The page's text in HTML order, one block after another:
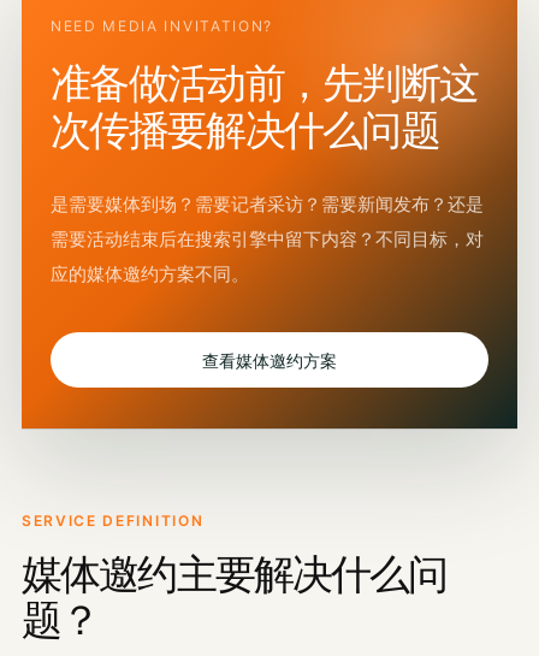
NEED MEDIA INVITATION?
准备做活动前，先判断这
次传播要解决什么问题
是需要媒体到场？需要记者采访？需要新闻发布？还是
需要活动结束后在搜索引擎中留下内容？不同目标，对
应的媒体邀约方案不同。
查看媒体邀约方案
SERVICE DEFINITION
媒体邀约主要解决什么问
题？